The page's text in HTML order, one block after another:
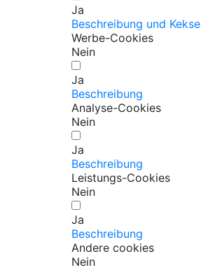
Ja
Beschreibung und Kekse
Werbe-Cookies
Nein
Ja
Beschreibung
Analyse-Cookies
Nein
Ja
Beschreibung
Leistungs-Cookies
Nein
Ja
Beschreibung
Andere cookies
Nein